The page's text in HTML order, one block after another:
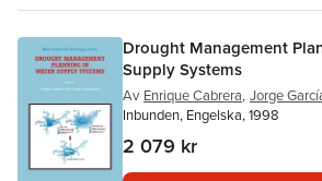
Drought Management
Supply Systems
Av Enrique Cabrera, Jorge
Inbunden, Engelska, 1998
2 079 kr